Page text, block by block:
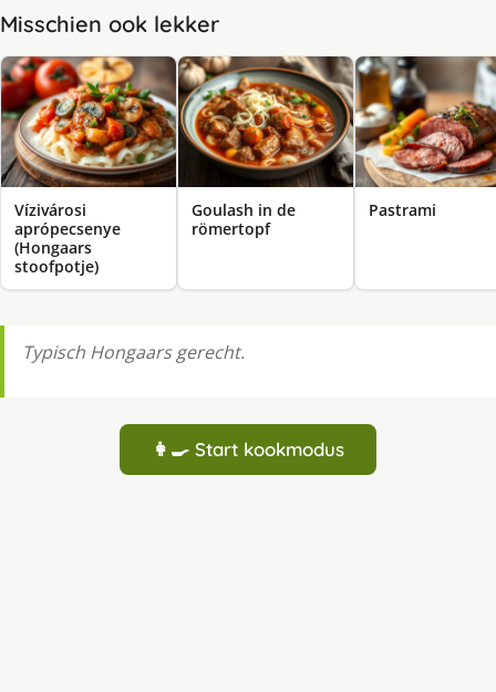
Misschien ook lekker
Vízivárosi
aprópecsenye
(Hongaars
stoofpotje)
Goulash in de
römertopf
Pastrami
Typisch Hongaars gerecht.
👩‍🍳 Start kookmodus